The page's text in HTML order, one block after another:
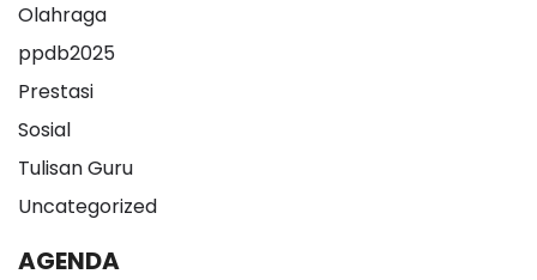
Olahraga
ppdb2025
Prestasi
Sosial
Tulisan Guru
Uncategorized
AGENDA